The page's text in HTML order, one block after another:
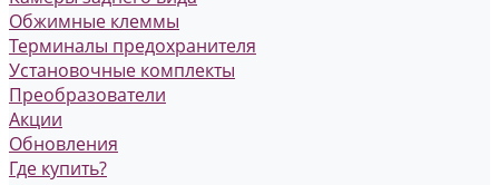
Обжимные клеммы
Терминалы предохранителя
Установочные комплекты
Преобразователи
Акции
Обновления
Где купить?